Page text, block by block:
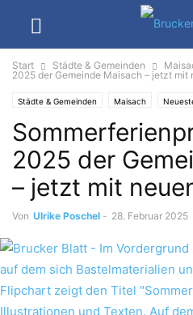
Start Städte & Gemeinden
2025 der Gemeinde Maisach – jetzt mit
Städte & Gemeinden Maisach
2025 der
– jetzt mit
Von Ulrike Poschel - 28. Februar 2025